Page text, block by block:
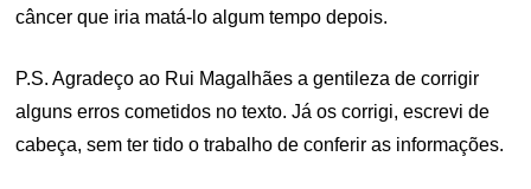
câncer que iria matá-lo algum tempo depois.
P.S. Agradeço ao Rui Magalhães a gentileza de corrigir
alguns erros cometidos no texto. Já os corrigi, escrevi de
cabeça, sem ter tido o trabalho de conferir as informações.